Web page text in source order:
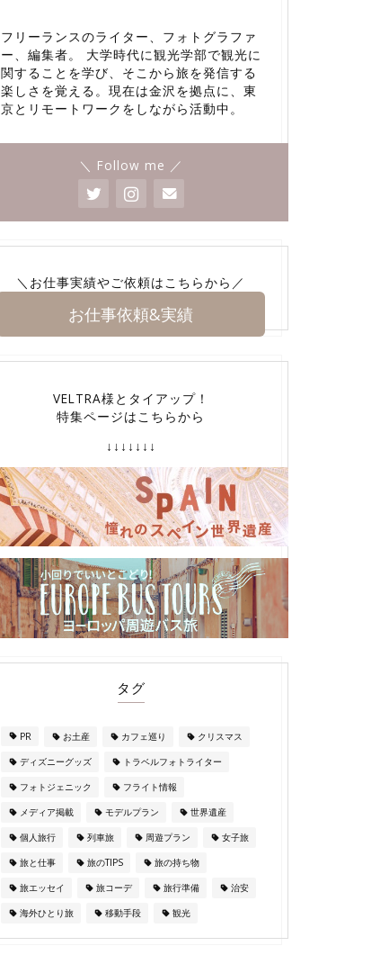
フリーランスのライター、フォトグラファ
ー、編集者。 大学時代に観光学部で観光に
関することを学び、そこから旅を発信する
楽しさを覚える。現在は金沢を拠点に、東
京とリモートワークをしながら活動中。
＼ Follow me ／
＼お仕事実績やご依頼はこちらから／
お仕事依頼&実績
VELTRA様とタイアップ！
特集ページはこちらから
↓↓↓↓↓↓↓
タグ
PR お土産 カフェ巡り
クリスマス
ディズニーグッズ
トラベルフォトライター
フォトジェニック
フライト情報
メディア掲載
モデルプラン
世界遺産
個人旅行
列車旅 周遊プラン
女子旅
旅と仕事
旅のTIPS
旅の持ち物
旅エッセイ
旅コーデ 旅行準備
治安
海外ひとり旅
移動手段 観光